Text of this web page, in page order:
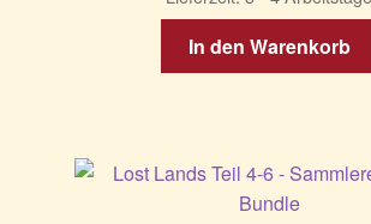
In den Warenkorb